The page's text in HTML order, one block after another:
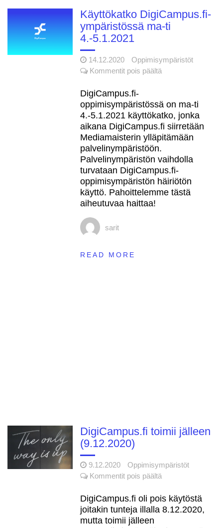
6.5.2021
Katso miltä
uudistuva DigiCampus.fi-
ympäristö näyttää
Digitaalinen
saavutettavuus
korkeakoulussa -webinaari
21.5.2021
29.6.2021
DigiCampus.fi
1.7.2021 lähtien
Käyttökatko DigiCampus.fi-
ympäristössä ma-ti
4.-5.1.2021
14.12.2020
Oppimisympäristöt
Kommentit pois päältä
ympäristössä
ma-
ti
4.-5.1.2021
DigiCampus.fi-
oppimisympäristössä on ma-ti
4.-5.1.2021 käyttökatko, jonka
aikana DigiCampus.fi siirretään
Mediamaisterin ylläpitämään
palvelinympäristöön.
Palvelinympäristön vaihdolla
turvataan DigiCampus.fi-
oppimisympäristön häiriötön
käyttö. Pahoittelemme tästä
aiheutuvaa haittaa!
sarit
READ MORE
DigiCampus.fi toimii jälleen
(9.12.2020)
9.12.2020
Oppimisympäristöt
Kommentit pois päältä
toimii
jälleen
DigiCampus.fi oli pois käytöstä
joitakin tunteja illalla 8.12.2020,
mutta toimii jälleen